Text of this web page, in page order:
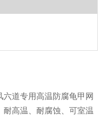
道专用高温防腐龟甲网
耐高温、耐腐蚀、可室温